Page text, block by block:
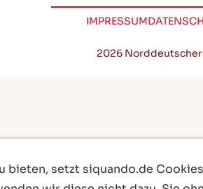
IMPRESSUM
2026 Norddeutscher
bieten, setzt siquando.de